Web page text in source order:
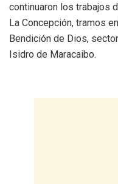
continuaron los trabajos
La Concepción, tramos
Bendición de Dios,
Isidro de Maracaibo.